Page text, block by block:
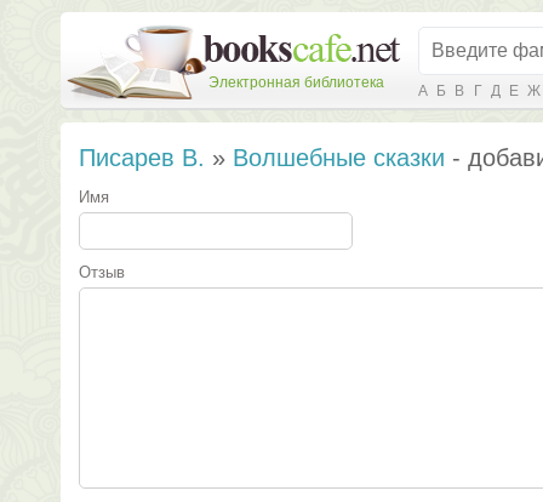
Электронная библиотека А Б В Г Д Е Ж
Писарев В. » Волшебные сказки -
Имя
Отзыв